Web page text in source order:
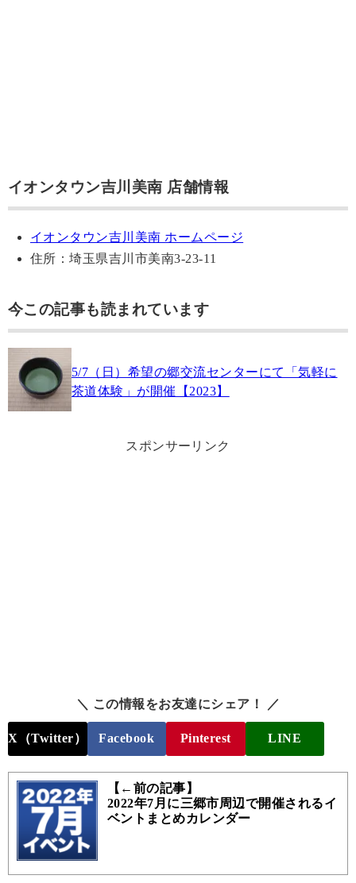
イオンタウン吉川美南 店舗情報
イオンタウン吉川美南 ホームページ
住所：埼玉県吉川市美南3-23-11
今この記事も読まれています
5/7（日）希望の郷交流センターにて「気軽に
茶道体験」が開催【2023】
スポンサーリンク
＼ この情報をお友達にシェア！ ／
X（Twitter） Facebook Pinterest LINE
【←前の記事】
2022年7月に三郷市周辺で開催されるイ
ベントまとめカレンダー